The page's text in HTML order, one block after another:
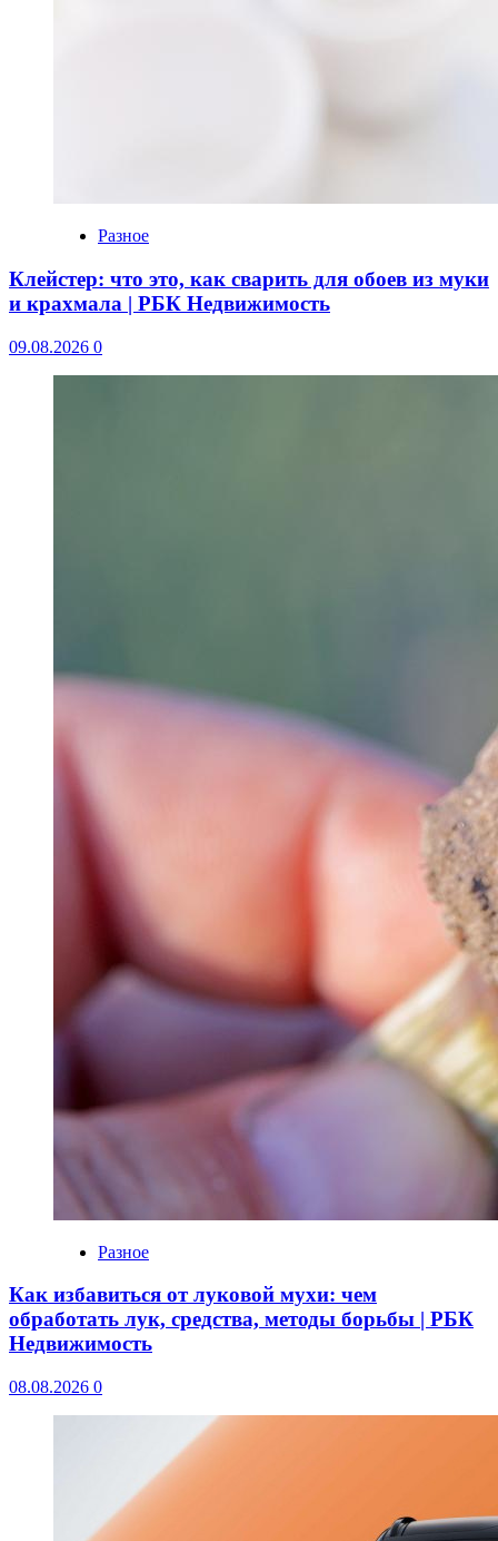
Разное
Клейстер: что это, как сварить для обоев из муки
и крахмала | РБК Недвижимость
09.08.2026 0
Разное
Как избавиться от луковой мухи: чем
обработать лук, средства, методы борьбы | РБК
Недвижимость
08.08.2026 0